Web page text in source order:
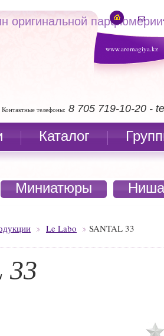
www.aromagiya.kz
оригинальной парфюмерии
Контактные телефоны: 8 705 719-10-20 -
Каталог
Миниатюры
Le Labo SANTAL 33
33